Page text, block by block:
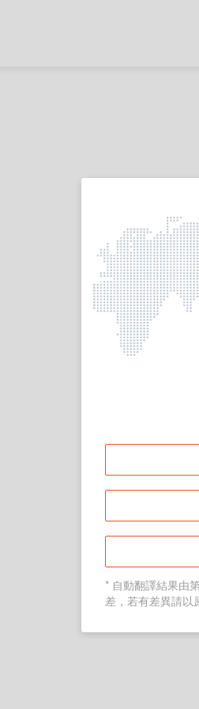
* 自動翻譯結果由
差，若有差異請以